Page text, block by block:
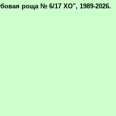
роща № 6/17 ХО", 1989-2026.